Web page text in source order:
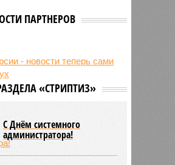
объяснила убийство
сына
пенсий детям,
родителей
захотела использовать
ПАРТНЕРОВ
«СТРИПТИЗ»
С Днём системного
администратора!